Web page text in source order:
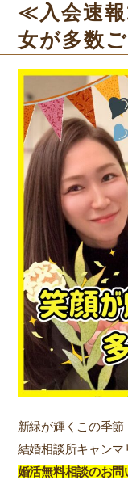
≪入会速
女が多数ご
新緑が輝くこの季節
結婚相談所キャンマ
婚活無料相談のお問